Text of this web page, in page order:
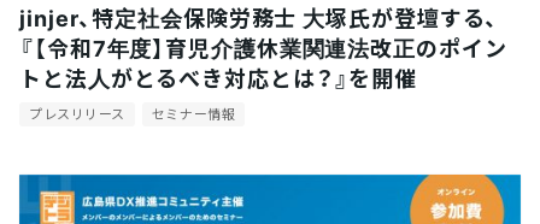
jinjer、特定社会保険労務士 大塚氏が登壇する、
『【令和7年度】育児介護休業関連法改正のポイン
トと法人がとるべき対応とは？』を開催
プレスリリース セミナー情報